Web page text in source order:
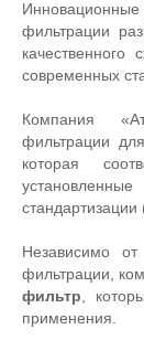
Инновационные
фильтрации
качественного
современных
Компания
фильтрации
которая
стандартизации
Независимо
фильтрации,
фильтр ,
применения.